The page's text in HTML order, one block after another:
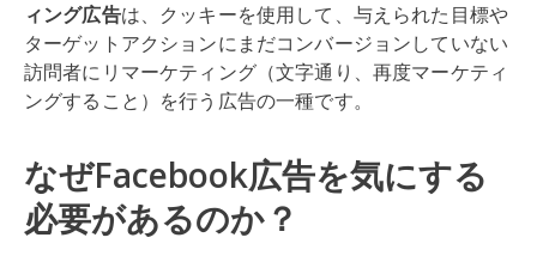
ィング広告は、クッキーを使用して、与えられた目標や
ターゲットアクションにまだコンバージョンしていない
訪問者にリマーケティング（文字通り、再度マーケティ
ングすること）を行う広告の一種です。
なぜFacebook広告を気にする
必要があるのか？